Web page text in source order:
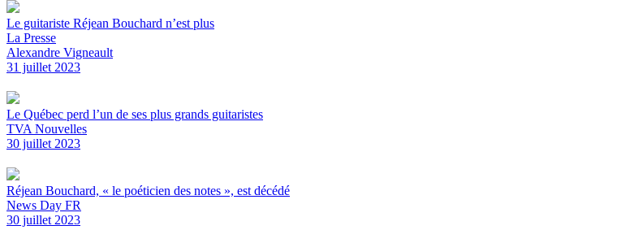
Le guitariste Réjean Bouchard n’est plus
La Presse
Alexandre Vigneault
31 juillet 2023
Le Québec perd l’un de ses plus grands guitaristes
TVA Nouvelles
30 juillet 2023
Réjean Bouchard, « le poéticien des notes », est décédé
News Day FR
30 juillet 2023